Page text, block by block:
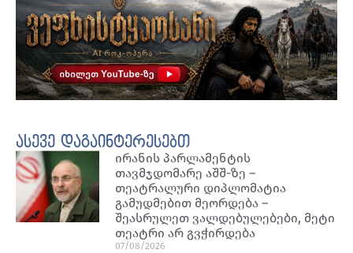
ასევე დაგაინტერესებთ
ირანის პარლამენტის
თავმჯდომარე აშშ-ზე –
თეატრალური დიპლომატია
გამუდმებით მეორდება –
შეასრულეთ ვალდებულებები, მეტი
თეატრი არ გვჭირდება
07/08/2026